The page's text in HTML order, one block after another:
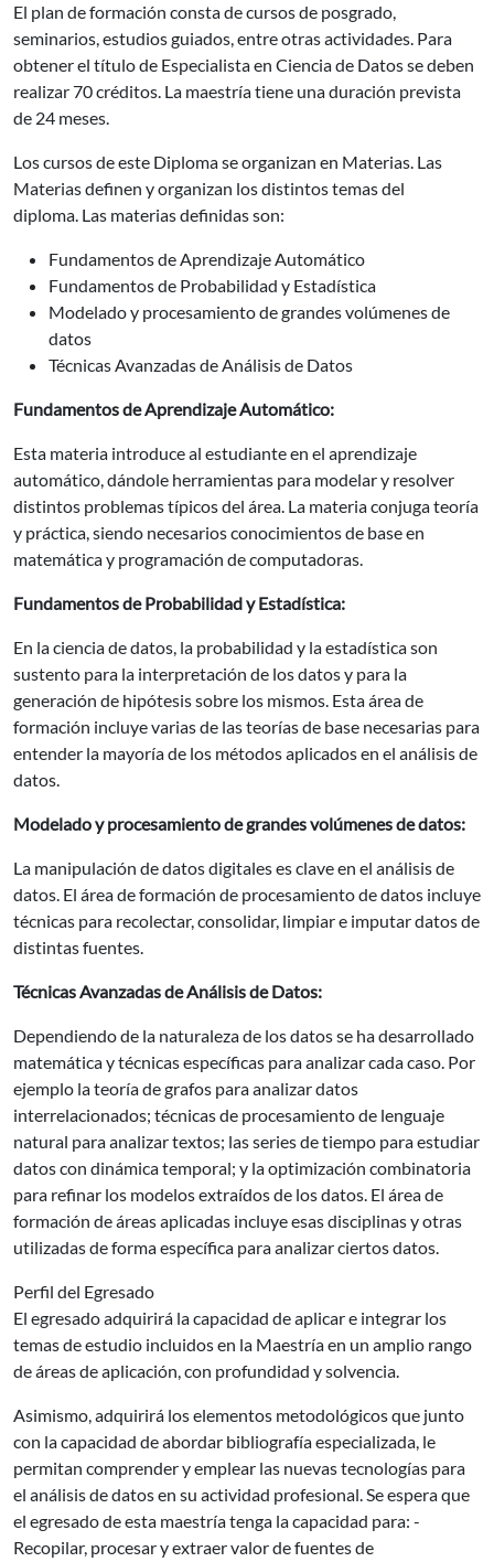
El plan de formación consta de cursos de posgrado,
seminarios, estudios guiados, entre otras actividades. Para
obtener el título de Especialista en Ciencia de Datos se deben
realizar 70 créditos. La maestría tiene una duración prevista
de 24 meses.
Los cursos de este Diploma se organizan en Materias. Las
Materias definen y organizan los distintos temas del
diploma. Las materias definidas son:
Fundamentos de Aprendizaje Automático
Fundamentos de Probabilidad y Estadística
Modelado y procesamiento de grandes volúmenes de
datos
Técnicas Avanzadas de Análisis de Datos
Fundamentos de Aprendizaje Automático:
Esta materia introduce al estudiante en el aprendizaje
automático, dándole herramientas para modelar y resolver
distintos problemas típicos del área. La materia conjuga teoría
y práctica, siendo necesarios conocimientos de base en
matemática y programación de computadoras.
Fundamentos de Probabilidad y Estadística:
En la ciencia de datos, la probabilidad y la estadística son
sustento para la interpretación de los datos y para la
generación de hipótesis sobre los mismos. Esta área de
formación incluye varias de las teorías de base necesarias para
entender la mayoría de los métodos aplicados en el análisis de
datos.
Modelado y procesamiento de grandes volúmenes de datos:
La manipulación de datos digitales es clave en el análisis de
datos. El área de formación de procesamiento de datos incluye
técnicas para recolectar, consolidar, limpiar e imputar datos de
distintas fuentes.
Técnicas Avanzadas de Análisis de Datos:
Dependiendo de la naturaleza de los datos se ha desarrollado
matemática y técnicas específicas para analizar cada caso. Por
ejemplo la teoría de grafos para analizar datos
interrelacionados; técnicas de procesamiento de lenguaje
natural para analizar textos; las series de tiempo para estudiar
datos con dinámica temporal; y la optimización combinatoria
para refinar los modelos extraídos de los datos. El área de
formación de áreas aplicadas incluye esas disciplinas y otras
utilizadas de forma específica para analizar ciertos datos.
Perfil del Egresado
El egresado adquirirá la capacidad de aplicar e integrar los
temas de estudio incluidos en la Maestría en un amplio rango
de áreas de aplicación, con profundidad y solvencia.
Asimismo, adquirirá los elementos metodológicos que junto
con la capacidad de abordar bibliografía especializada, le
permitan comprender y emplear las nuevas tecnologías para
el análisis de datos en su actividad profesional. Se espera que
el egresado de esta maestría tenga la capacidad para: -
Recopilar, procesar y extraer valor de fuentes de